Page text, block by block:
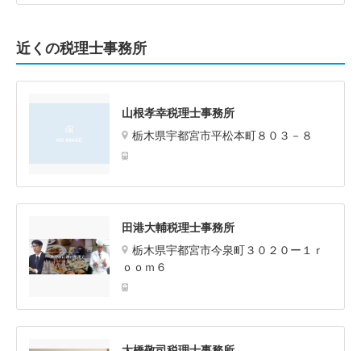
近くの税理士事務所
山根孝幸税理士事務所
栃木県宇都宮市平松本町８０３－８
田港大輔税理士事務所
栃木県宇都宮市今泉町３０２０ー１ｒ
ｏｏｍ６